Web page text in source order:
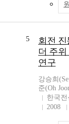
5
회전
더 주
연구
강승희
준(Oh
한국
2008